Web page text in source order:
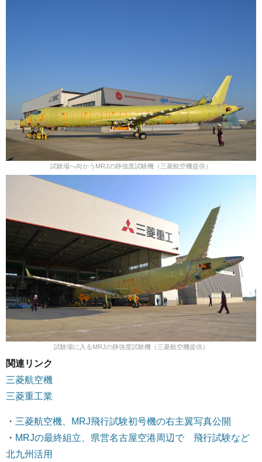
試験場へ向かうMRJの静強度試験機（三菱航空機提供）
試験場に入るMRJの静強度試験機（三菱航空機提供）
関連リンク
三菱航空機
三菱重工業
・ 三菱航空機、MRJ飛行試験初号機の右主翼写真公開
・ MRJの最終組立、県営名古屋空港周辺で 飛行試験など
北九州活用